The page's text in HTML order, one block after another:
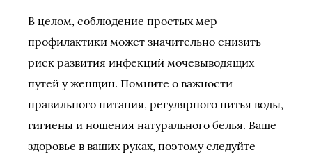
В целом, соблюдение простых мер
профилактики может значительно снизить
риск развития инфекций мочевыводящих
путей у женщин. Помните о важности
правильного питания, регулярного питья воды,
гигиены и ношения натурального белья. Ваше
здоровье в ваших руках, поэтому следуйте